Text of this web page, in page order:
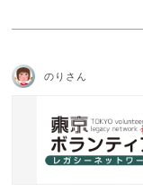
のりさん